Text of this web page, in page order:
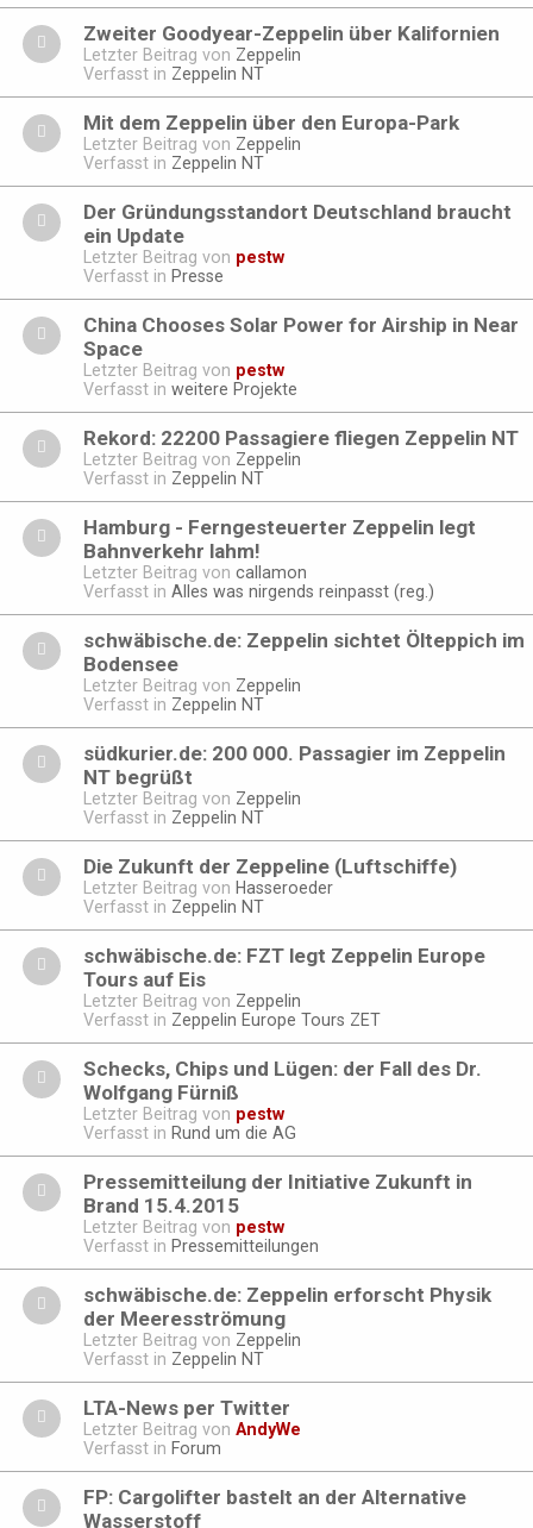
Zweiter Goodyear-Zeppelin über Kalifornien
Letzter Beitrag von Zeppelin
Verfasst in Zeppelin NT
Mit dem Zeppelin über den Europa-Park
Letzter Beitrag von Zeppelin
Verfasst in Zeppelin NT
Der Gründungsstandort Deutschland braucht
ein Update
Letzter Beitrag von pestw
Verfasst in Presse
China Chooses Solar Power for Airship in Near
Space
Letzter Beitrag von pestw
Verfasst in weitere Projekte
Rekord: 22200 Passagiere fliegen Zeppelin NT
Letzter Beitrag von Zeppelin
Verfasst in Zeppelin NT
Hamburg - Ferngesteuerter Zeppelin legt
Bahnverkehr lahm!
Letzter Beitrag von callamon
Verfasst in Alles was nirgends reinpasst (reg.)
schwäbische.de: Zeppelin sichtet Ölteppich im
Bodensee
Letzter Beitrag von Zeppelin
Verfasst in Zeppelin NT
südkurier.de: 200 000. Passagier im Zeppelin
NT begrüßt
Letzter Beitrag von Zeppelin
Verfasst in Zeppelin NT
Die Zukunft der Zeppeline (Luftschiffe)
Letzter Beitrag von Hasseroeder
Verfasst in Zeppelin NT
schwäbische.de: FZT legt Zeppelin Europe
Tours auf Eis
Letzter Beitrag von Zeppelin
Verfasst in Zeppelin Europe Tours ZET
Schecks, Chips und Lügen: der Fall des Dr.
Wolfgang Fürniß
Letzter Beitrag von pestw
Verfasst in Rund um die AG
Pressemitteilung der Initiative Zukunft in
Brand 15.4.2015
Letzter Beitrag von pestw
Verfasst in Pressemitteilungen
schwäbische.de: Zeppelin erforscht Physik
der Meeresströmung
Letzter Beitrag von Zeppelin
Verfasst in Zeppelin NT
LTA-News per Twitter
Letzter Beitrag von AndyWe
Verfasst in Forum
FP: Cargolifter bastelt an der Alternative
Wasserstoff